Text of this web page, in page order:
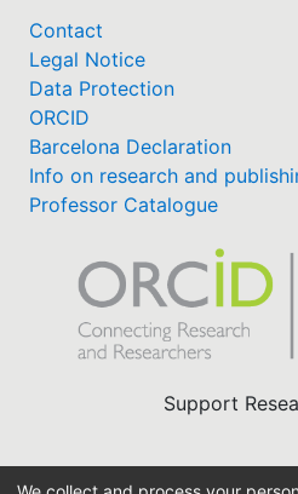
Contact
Legal Notice
Data Protection
ORCID
Barcelona Declaration
Info on research and
Professor Catalogue
Support